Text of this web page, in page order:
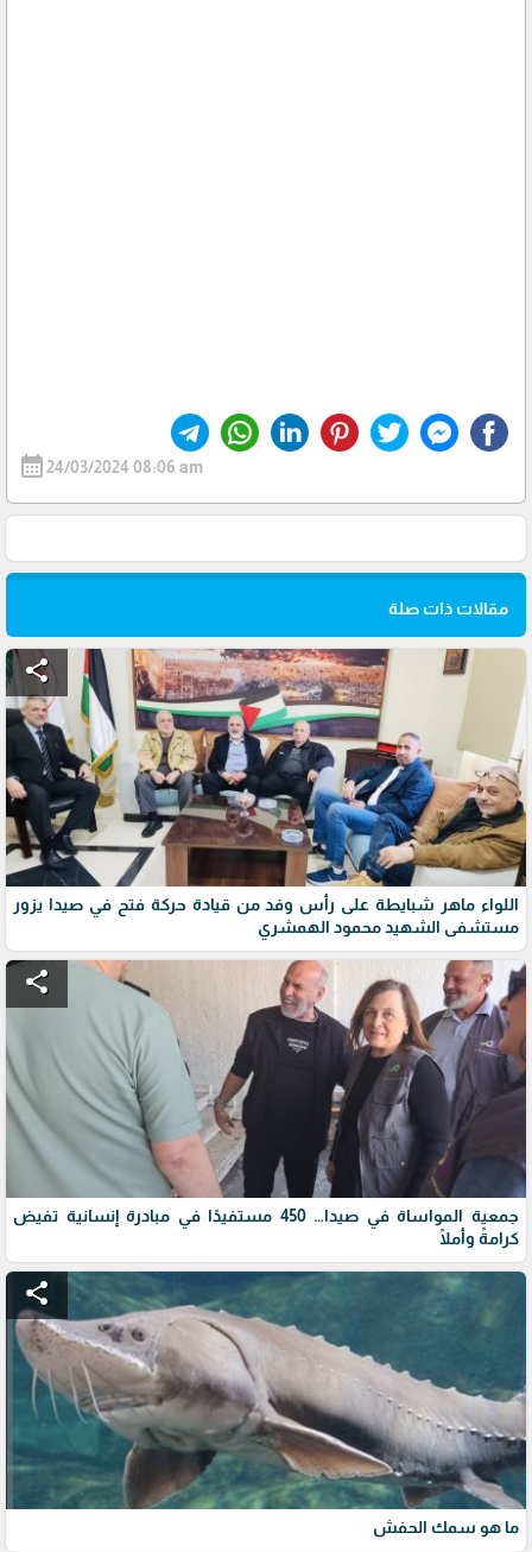
calendar_month24/03/2024 08:06 am
مقالات ذات صلة
share
اللواء ماهر شبايطة على رأس وفد من قيادة حركة فتح في صيدا يزور
مستشفى الشهيد محمود الهمشري
share
جمعية المواساة في صيدا… 450 مستفيدًا في مبادرة إنسانية تفيض
كرامةً وأملًا
share
ما هو سمك الحفش